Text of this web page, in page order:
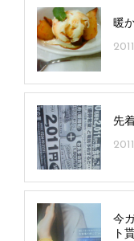
暖
先
今
ト